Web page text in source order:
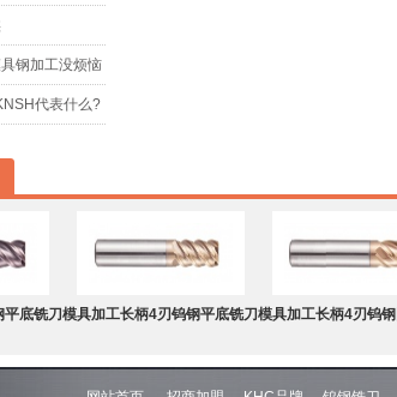
钢加工没烦恼
代表什么?
平底铣刀模具加工长柄4刃钨钢平底铣刀模具加工长柄4刃钨